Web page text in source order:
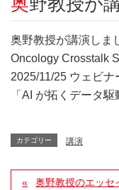
奥野教授が講演しま
Oncology Crosstalk
2025/11/25 ウェビ
「AI が拓くデータ駆
カテゴリー 講演
奥野教授のエッセ